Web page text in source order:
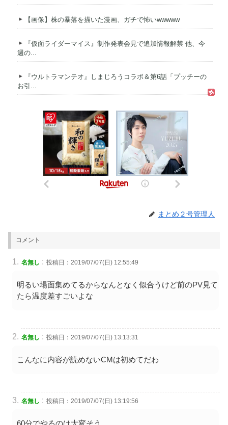
【画像】株の暴落を描いた漫画、ガチで怖いwwwww
『仮面ライダーマイス』制作発表会見で追加情報解禁 他、今
週の...
『ウルトラマンテオ』しまじろうコラボ＆第6話「プッチーの
お引...
まとめ２号管理人
コメント
名無し : 投稿日：2019/07/07(日) 12:55:49
明るい場面集めてるからなんとなく似合うけど前のPV見て
たら温度差すごいよな
名無し : 投稿日：2019/07/07(日) 13:13:31
こんなに内容が読めないCMは初めてだわ
名無し : 投稿日：2019/07/07(日) 13:19:56
60分でやるのは大変そう